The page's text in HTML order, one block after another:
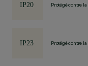
Protégé contre
Protégé contre